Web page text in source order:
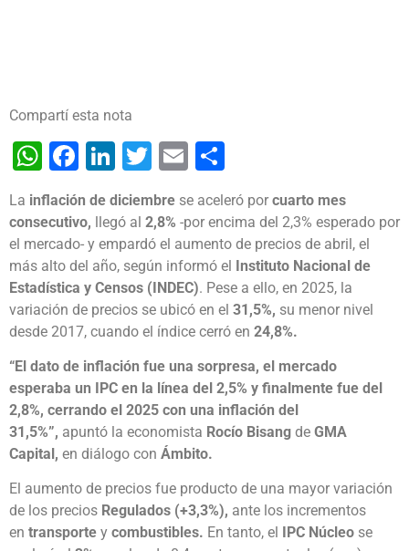
Compartí esta nota
WhatsApp
Facebook
LinkedIn
Twitter
Email
La inflación de diciembre se aceleró por cuarto mes
consecutivo, llegó al 2,8% -por encima del 2,3% esperado por
el mercado- y empardó el aumento de precios de abril, el
más alto del año, según informó el Instituto Nacional de
Estadística y Censos (INDEC). Pese a ello, en 2025, la
variación de precios se ubicó en el 31,5%, su menor nivel
desde 2017, cuando el índice cerró en 24,8%.
“El dato de inflación fue una sorpresa, el mercado
esperaba un IPC en la línea del 2,5% y finalmente fue del
2,8%, cerrando el 2025 con una inflación del
31,5%”, apuntó la economista Rocío Bisang de GMA
Capital, en diálogo con Ámbito.
El aumento de precios fue producto de una mayor variación
de los precios Regulados (+3,3%), ante los incrementos
en transporte y combustibles. En tanto, el IPC Núcleo se